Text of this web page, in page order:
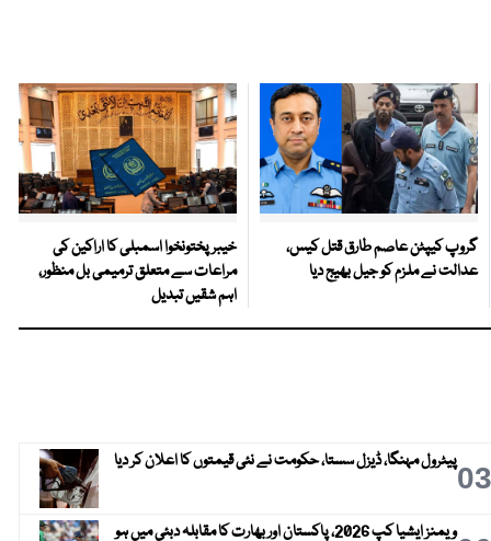
گروپ کیپٹن عاصم طارق قتل کیس،
عدالت نے ملزم کو جیل بھیج دیا
خیبرپختونخوا اسمبلی کا اراکین کی
مراعات سے متعلق ترمیمی بل منظور،
اہم شقیں تبدیل
03پیٹرول مہنگا، ڈیزل سستا، حکومت نے نئی قیمتوں کا اعلان کر دیا
ویمنز ایشیا کپ 2026، پاکستان اور بھارت کا مقابلہ دبئی میں ہو